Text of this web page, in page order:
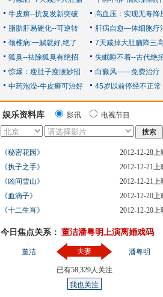
娱乐资料库 影讯 电视节目
《秘密花园》
2012-12-28上
《执子之手》
2012-12-21上
《凶间雪山》
2012-12-21上
《血滴子》
2012-12-20上
《十二生肖》
2012-12-20上
今日焦点关系： 董洁潘粤明上演离婚戏码
董洁 夫妻
已有58,329人关注
我也关注
潘粤明